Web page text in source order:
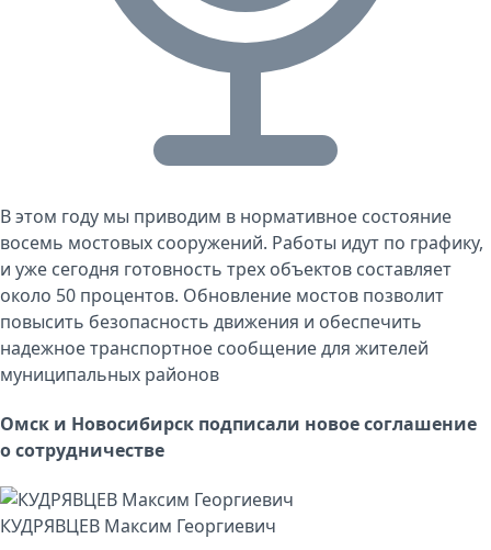
В этом году мы приводим в нормативное состояние
восемь мостовых сооружений. Работы идут по графику,
и уже сегодня готовность трех объектов составляет
около 50 процентов. Обновление мостов позволит
повысить безопасность движения и обеспечить
надежное транспортное сообщение для жителей
муниципальных районов
Омск и Новосибирск подписали новое соглашение
о сотрудничестве
КУДРЯВЦЕВ Максим Георгиевич